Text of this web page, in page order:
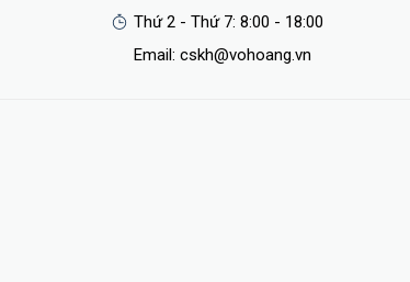
Thứ 2 - Thứ 7: 8:00 - 18:00
Email: cskh@vohoang.vn